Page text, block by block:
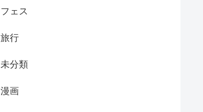
フェス
旅行
未分類
漫画